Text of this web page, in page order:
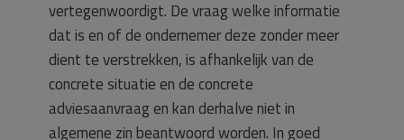
vertegenwoordigt. De vraag welke informatie
dat is en of de ondernemer deze zonder meer
dient te verstrekken, is afhankelijk van de
concrete situatie en de concrete
adviesaanvraag en kan derhalve niet in
algemene zin beantwoord worden. In goed